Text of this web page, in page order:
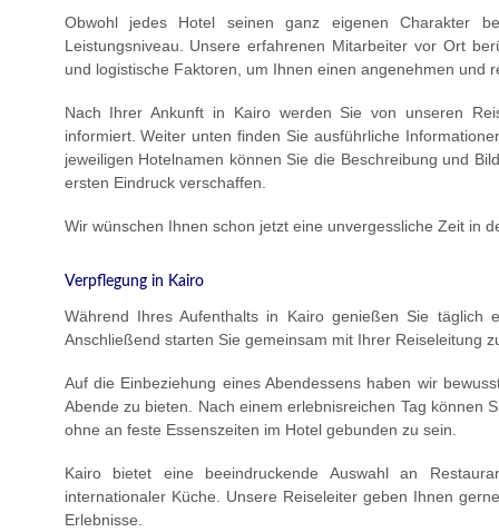
Obwohl jedes Hotel seinen ganz eigenen Charakter
Leistungsniveau. Unsere erfahrenen Mitarbeiter vor Ort
und logistische Faktoren, um Ihnen einen angenehmen und
Nach Ihrer Ankunft in Kairo werden Sie von unseren
informiert. Weiter unten finden Sie ausführliche
jeweiligen Hotelnamen können Sie die Beschreibung und
ersten Eindruck verschaffen.
Wir wünschen Ihnen schon jetzt eine unvergessliche Zeit in
Verpflegung in Kairo
Während Ihres Aufenthalts in Kairo genießen Sie täglich
Anschließend starten Sie gemeinsam mit Ihrer Reiseleitung
Auf die Einbeziehung eines Abendessens haben wir
Abende zu bieten. Nach einem erlebnisreichen Tag können
ohne an feste Essenszeiten im Hotel gebunden zu sein.
Kairo bietet eine beeindruckende Auswahl an
internationaler Küche. Unsere Reiseleiter geben Ihnen
Erlebnisse.